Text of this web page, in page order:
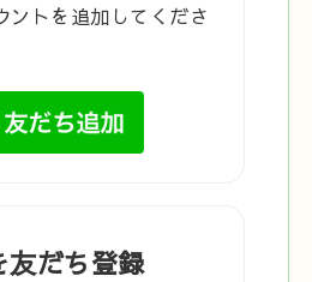
ントを追加してくださ
友だち登録